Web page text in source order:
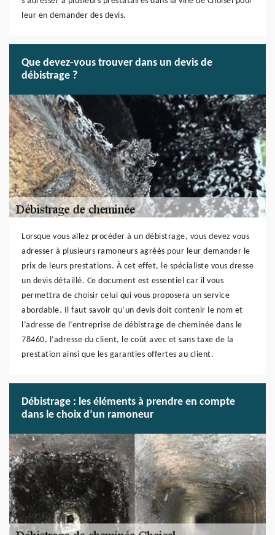
leur en demander des devis.
Que devez-vous trouver dans un devis de
débistrage ?
Lorsque vous allez procéder à un débistrage, vous devez vous
adresser à plusieurs ramoneurs agréés pour leur demander le
prix de leurs prestations. À cet effet, le spécialiste vous dresse
un devis détaillé. Ce document est essentiel car il vous
permettra de choisir celui qui vous proposera un service
abordable. Il faut savoir qu’un devis doit contenir le nom et
l’adresse de l’entreprise de débistrage de cheminée dans le
78460, l’adresse du client, le coût avec et sans taxe de la
prestation ainsi que les garanties offertes au client.
Débistrage : les éléments à prendre en compte
dans le choix d’un ramoneur